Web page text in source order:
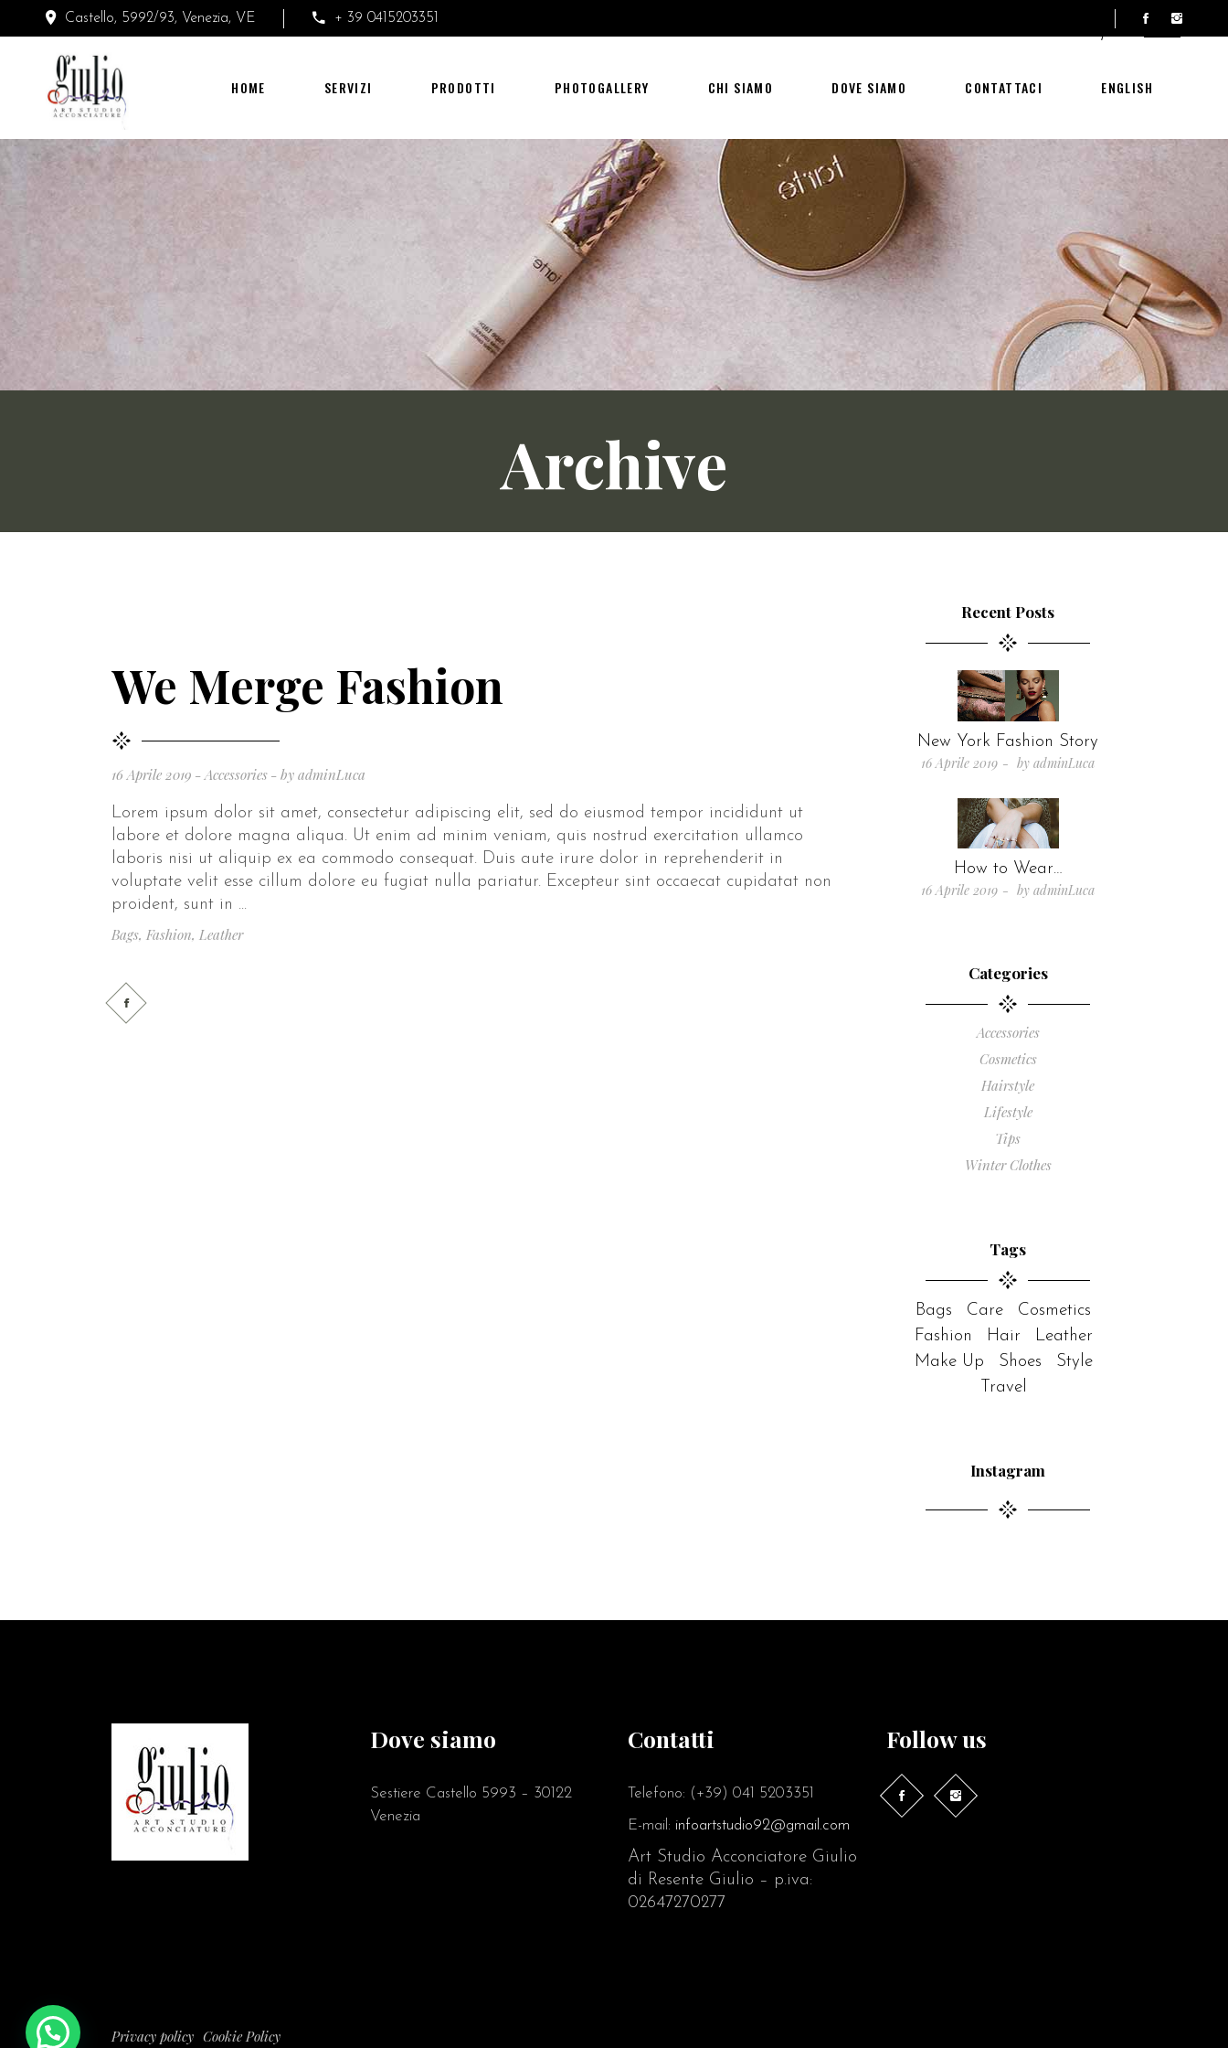
Castello, 5992/93, Venezia, VE + 39 0415203351
HOME SERVIZI PRODOTTI PHOTOGALLERY CHI SIAMO DOVE SIAMO CONTATTACI ENGLISH
SERVIZI PRODOTTI
Archive
We Merge Fashion
16 Aprile 2019 Accessories by adminLuca
Lorem ipsum dolor sit amet, consectetur adipiscing elit, sed do eiusmod tempor incididunt ut
labore et dolore magna aliqua. Ut enim ad minim veniam, quis nostrud exercitation ullamco
laboris nisi ut aliquip ex ea commodo consequat. Duis aute irure dolor in reprehenderit in
voluptate velit esse cillum dolore eu fugiat nulla pariatur. Excepteur sint occaecat cupidatat non
proident, sunt in
Bags, Fashion, Leather
Recent Posts
New York Fashion Story
16 Aprile 2019
byadminLuca
How to Wear…
16 Aprile 2019
byadminLuca
Categories
Accessories
Cosmetics
Hairstyle
Lifestyle
Tips
Winter Clothes
Tags
Bags Care
Cosmetics
Fashion
Hair
Leather
Make Up
Shoes
Style
Travel
Instagram
Dove siamo
Sestiere Castello 5993 – 30122
Venezia
Contatti
Telefono: (+39) 041 5203351
E-mail: infoartstudio92@gmail.com
Art Studio Acconciatore Giulio
di Resente Giulio – p.iva:
02647270277
Follow us
Privacy policy Cookie Policy
Contattaci